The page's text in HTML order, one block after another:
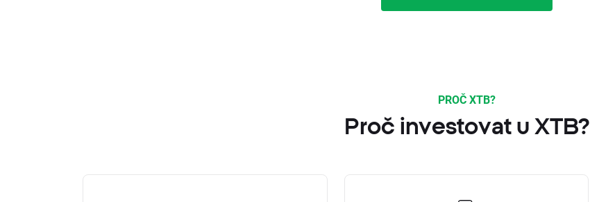
PROČ XTB?
Proč investovat u XTB?